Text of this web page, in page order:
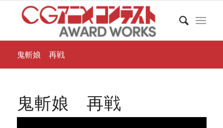
鬼斬娘 再戦
鬼斬娘 再戦